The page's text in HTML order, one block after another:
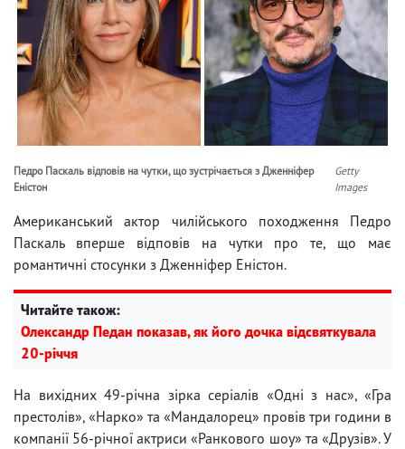
Педро Паскаль відповів на чутки, що зустрічається з Дженніфер
Еністон
Getty
Images
Американський актор чилійського походження Педро
Паскаль вперше відповів на чутки про те, що має
романтичні стосунки з Дженніфер Еністон.
Читайте також:
Олександр Педан показав, як його дочка відсвяткувала
20-річчя
На вихідних 49-річна зірка серіалів «Одні з нас», «Гра
престолів», «Нарко» та «Мандалорец» провів три години в
компанії 56-річної актриси «Ранкового шоу» та «Друзів». У